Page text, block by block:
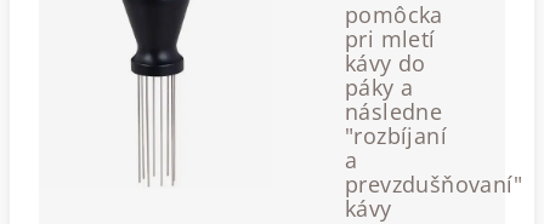
pomôcka
pri mletí
kávy do
páky a
následne
"rozbíjaní
a
prevzdušňovaní"
kávy